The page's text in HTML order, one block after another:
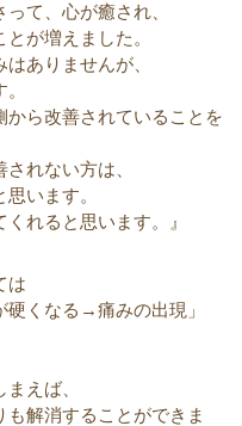
て、心が癒され、
が増えました。
ありませんが、
ら改善されていることを
れない方は、
います。
れると思います。』
は
くなる→痛みの出現」
えば、
解消することができま